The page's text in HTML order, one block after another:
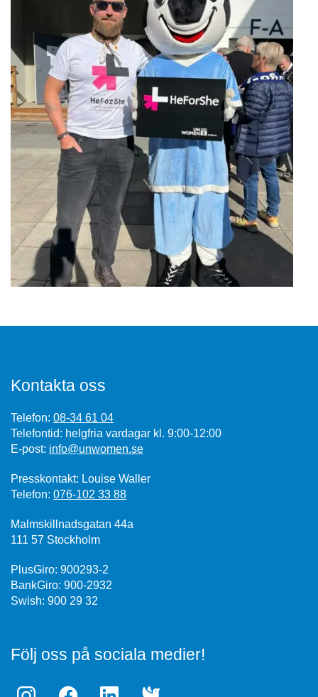
Kontakta oss
Telefon: 08-34 61 04
Telefontid: helgfria vardagar kl. 9:00-12:00
E-post: info@unwomen.se
Presskontakt: Louise Waller
Telefon: 076-102 33 88
Malmskillnadsgatan 44a
111 57 Stockholm
PlusGiro: 900293-2
BankGiro: 900-2932
Swish: 900 29 32
Följ oss på sociala medier!